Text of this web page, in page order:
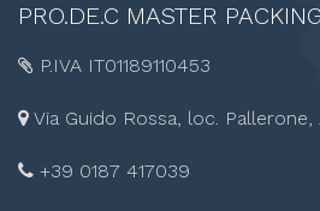
PRO.DE.C MASTER
P.IVA IT01189110453
Via Guido Rossa, loc. Pallerone,
+39 0187 417039